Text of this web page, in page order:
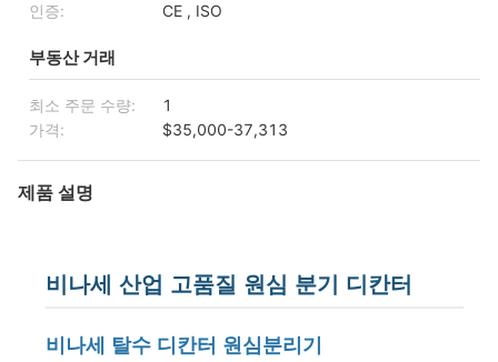
인증:
CE , ISO
부동산 거래
최소 주문 수량:
1
가격:
$35,000-37,313
제품 설명
비나세 산업 고품질 원심 분기 디칸터
비나세 탈수 디칸터 원심분리기